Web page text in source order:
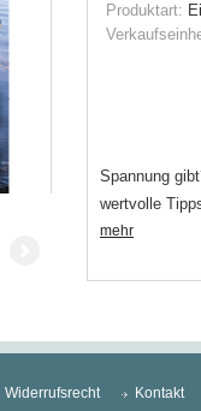
Produktart:
Spannung
wertvolle
mehr
Widerrufsrecht Kontakt